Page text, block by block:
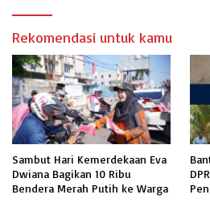
Rekomendasi untuk kamu
Sambut Hari Kemerdekaan Eva
Dwiana Bagikan 10 Ribu
Bendera Merah Putih ke Warga